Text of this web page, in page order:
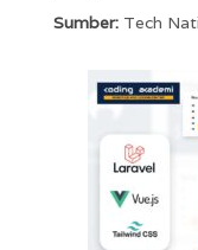
Sumber: Tech